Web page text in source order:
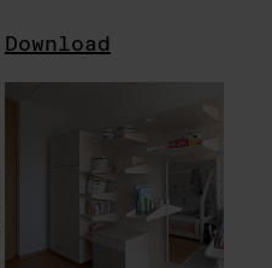
Download